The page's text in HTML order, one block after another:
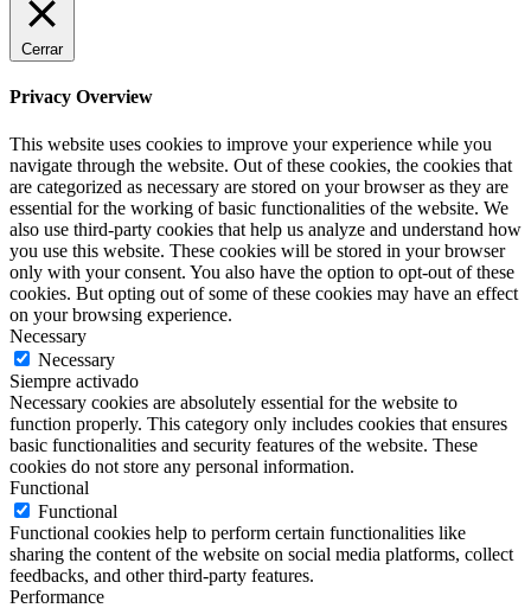
Cerrar
Privacy Overview
This website uses cookies to improve your experience while you
navigate through the website. Out of these cookies, the cookies that
are categorized as necessary are stored on your browser as they are
essential for the working of basic functionalities of the website. We
also use third-party cookies that help us analyze and understand how
you use this website. These cookies will be stored in your browser
only with your consent. You also have the option to opt-out of these
cookies. But opting out of some of these cookies may have an effect
on your browsing experience.
Necessary
Necessary
Siempre activado
Necessary cookies are absolutely essential for the website to
function properly. This category only includes cookies that ensures
basic functionalities and security features of the website. These
cookies do not store any personal information.
Functional
Functional
Functional cookies help to perform certain functionalities like
sharing the content of the website on social media platforms, collect
feedbacks, and other third-party features.
Performance